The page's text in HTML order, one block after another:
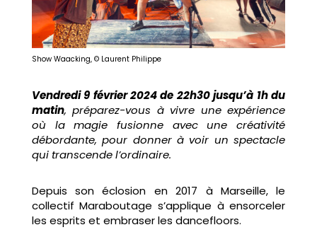
Show Waacking, © Laurent Philippe
Vendredi 9 février 2024 de 22h30 jusqu’à 1h du
matin, préparez-vous à vivre une expérience
où la magie fusionne avec une créativité
débordante, pour donner à voir un spectacle
qui transcende l’ordinaire.
Depuis son éclosion en 2017 à Marseille, le
collectif Maraboutage s’applique à ensorceler
les esprits et embraser les dancefloors.